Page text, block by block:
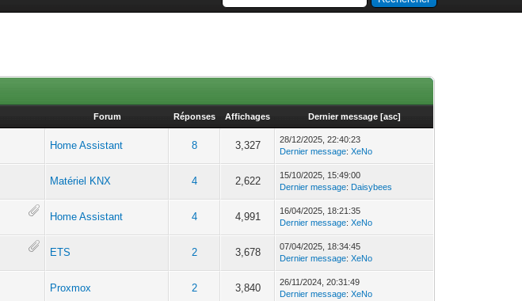
Forum Réponses Affichages Dernier message [asc]
Home Assistant 8 3,327
28/12/2025, 22:40:23
Dernier message:XeNo
Matériel KNX 4 2,622
15/10/2025, 15:49:00
Dernier message: Daisybees
Home Assistant 4 4,991
16/04/2025, 18:21:35
Dernier message:XeNo
ETS 2 3,678
07/04/2025, 18:34:45
Dernier message:XeNo
Proxmox 2 3,840
26/11/2024, 20:31:49
Dernier message:XeNo